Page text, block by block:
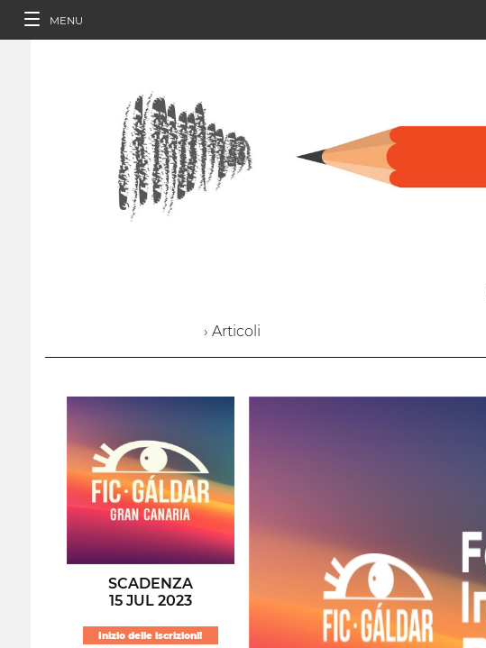
MENU
› Articoli
SCADENZA
15 JUL 2023
Inizio delle iscrizioni!